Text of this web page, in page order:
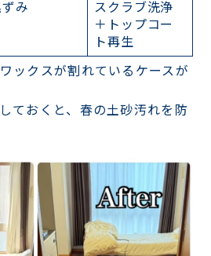
み
スクラブ洗浄
＋トップコー
ト再生
ックスが割れているケースが
しておくと、春の土砂汚れを防